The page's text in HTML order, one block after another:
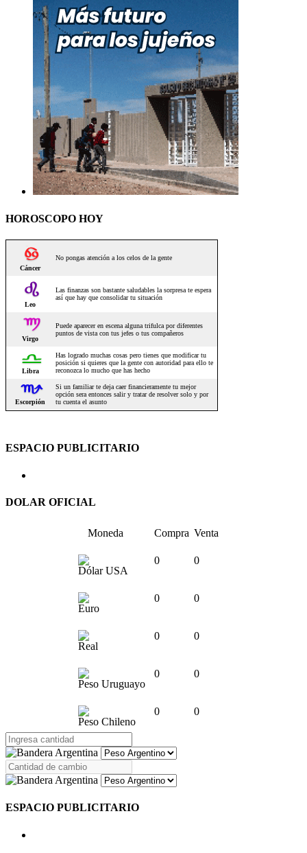
HOROSCOPO HOY
ESPACIO PUBLICITARIO
DOLAR OFICIAL
Moneda Compra Venta
Dólar USA
0 0
Euro
0 0
Real
0 0
Peso Uruguayo
0 0
Peso Chileno
0 0
ESPACIO PUBLICITARIO